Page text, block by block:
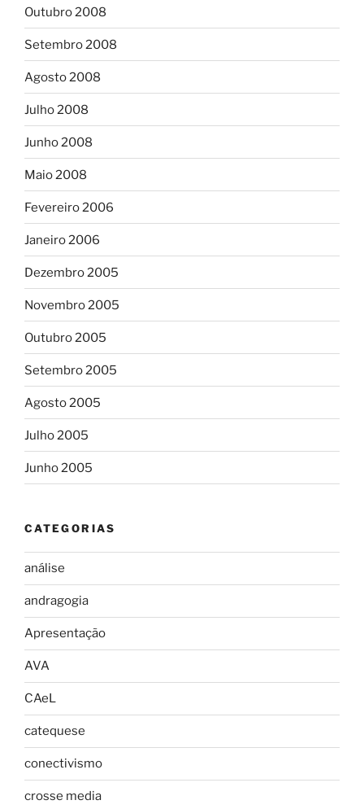
Outubro 2008
Setembro 2008
Agosto 2008
Julho 2008
Junho 2008
Maio 2008
Fevereiro 2006
Janeiro 2006
Dezembro 2005
Novembro 2005
Outubro 2005
Setembro 2005
Agosto 2005
Julho 2005
Junho 2005
CATEGORIAS
análise
andragogia
Apresentação
AVA
CAeL
catequese
conectivismo
crosse media